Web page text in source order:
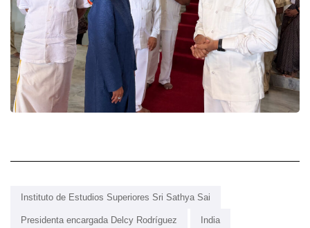
Instituto de Estudios Superiores Sri Sathya Sai
Presidenta encargada Delcy Rodríguez India